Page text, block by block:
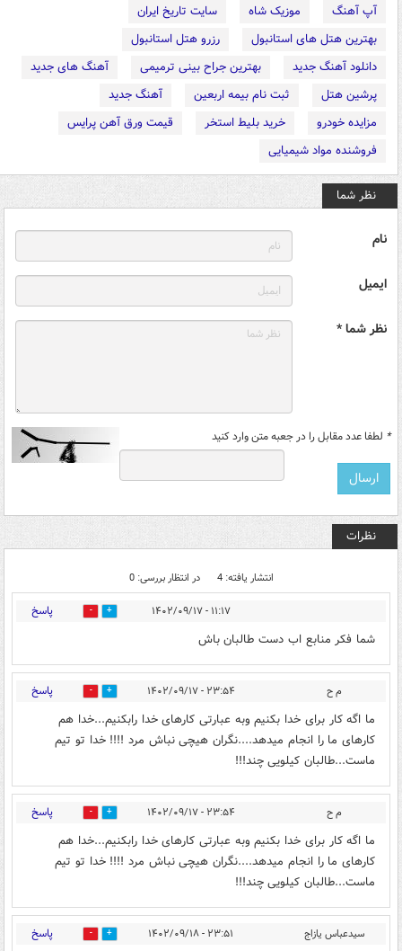
آپ آهنگ موزیک شاه
سایت تاریخ ایران
بهترین هتل های استانبول
رزرو هتل استانبول
دانلود آهنگ جدید
بهترین جراح بینی ترمیمی
آهنگ های جدید
پرشین هتل
ثبت نام بیمه اربعین
آهنگ جدید
مزایده خودرو
خرید بلیط استخر
قیمت ورق آهن پرایس
فروشنده مواد شیمیایی
نظر شما
نام
ایمیل
نظر شما *
* لطفا عدد مقابل را در جعبه متن وارد کنید
نظرات
انتشار یافته: 4 در انتظار بررسی: 0
۱۱:۱۷ - ۱۴۰۲/۰۹/۱۷ 1 پاسخ
شما فکر منابع اب دست طالبان باش
م ح ۲۳:۵۴ - ۱۴۰۲/۰۹/۱۷ 0 پاسخ
ما اگه کار برای خدا بکنیم وبه عبارتی کارهای خدا رابکنیم...خدا هم
کارهای ما را انجام میدهد....نگران هیچی نباش مرد !!!! خدا تو تیم
ماست...طالبان کیلویی چند!!!
م ح ۲۳:۵۴ - ۱۴۰۲/۰۹/۱۷ 0 پاسخ
ما اگه کار برای خدا بکنیم وبه عبارتی کارهای خدا رابکنیم...خدا هم
کارهای ما را انجام میدهد....نگران هیچی نباش مرد !!!! خدا تو تیم
ماست...طالبان کیلویی چند!!!
سیدعباس یازاج ۲۳:۵۱ - ۱۴۰۲/۰۹/۱۸ 0 پاسخ